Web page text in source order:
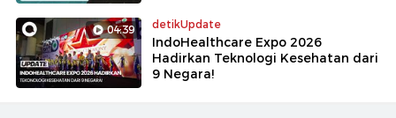
04:39 detikUpdate
IndoHealthcare Expo 2026
Hadirkan Teknologi Kesehatan dari
9 Negara!